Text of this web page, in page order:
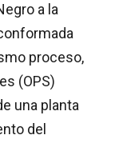
a la
proceso,
(OPS)
una planta
del